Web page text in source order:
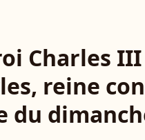
Charles
reine
du